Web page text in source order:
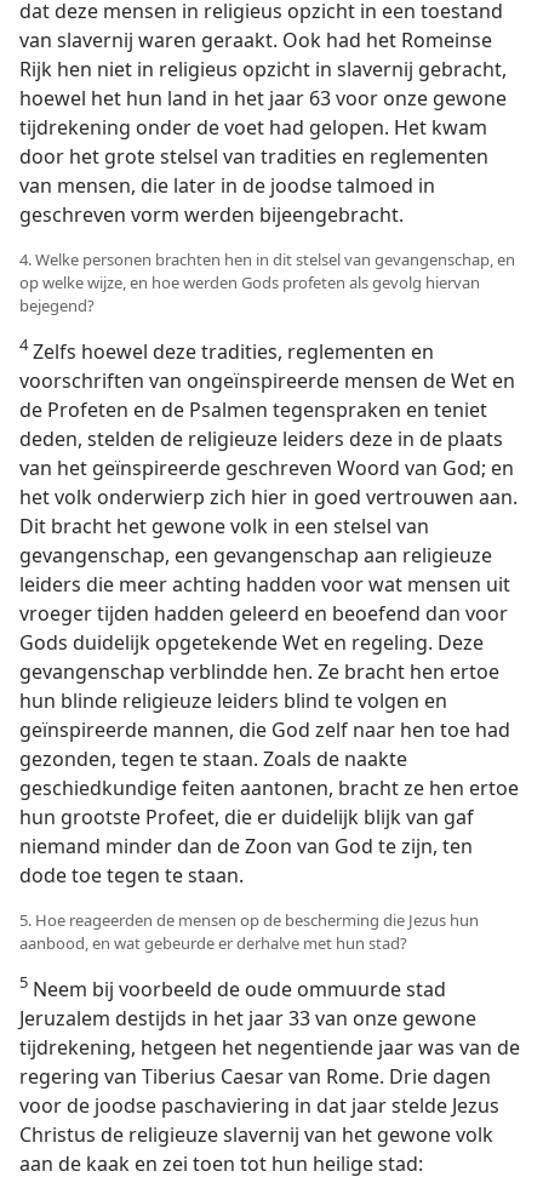
dat deze mensen in religieus opzicht in een toestand
van slavernij waren geraakt. Ook had het Romeinse
Rijk hen niet in religieus opzicht in slavernij gebracht,
hoewel het hun land in het jaar 63 voor onze gewone
tijdrekening onder de voet had gelopen. Het kwam
door het grote stelsel van tradities en reglementen
van mensen, die later in de joodse talmoed in
geschreven vorm werden bijeengebracht.
4. Welke personen brachten hen in dit stelsel van gevangenschap, en
op welke wijze, en hoe werden Gods profeten als gevolg hiervan
bejegend?
4Zelfs hoewel deze tradities, reglementen en
voorschriften van ongeïnspireerde mensen de Wet en
de Profeten en de Psalmen tegenspraken en teniet
deden, stelden de religieuze leiders deze in de plaats
van het geïnspireerde geschreven Woord van God; en
het volk onderwierp zich hier in goed vertrouwen aan.
Dit bracht het gewone volk in een stelsel van
gevangenschap, een gevangenschap aan religieuze
leiders die meer achting hadden voor wat mensen uit
vroeger tijden hadden geleerd en beoefend dan voor
Gods duidelijk opgetekende Wet en regeling. Deze
gevangenschap verblindde hen. Ze bracht hen ertoe
hun blinde religieuze leiders blind te volgen en
geïnspireerde mannen, die God zelf naar hen toe had
gezonden, tegen te staan. Zoals de naakte
geschiedkundige feiten aantonen, bracht ze hen ertoe
hun grootste Profeet, die er duidelijk blijk van gaf
niemand minder dan de Zoon van God te zijn, ten
dode toe tegen te staan.
5. Hoe reageerden de mensen op de bescherming die Jezus hun
aanbood, en wat gebeurde er derhalve met hun stad?
5 Neem bij voorbeeld de oude ommuurde stad
Jeruzalem destijds in het jaar 33 van onze gewone
tijdrekening, hetgeen het negentiende jaar was van de
regering van Tiberius Caesar van Rome. Drie dagen
voor de joodse paschaviering in dat jaar stelde Jezus
Christus de religieuze slavernij van het gewone volk
aan de kaak en zei toen tot hun heilige stad: